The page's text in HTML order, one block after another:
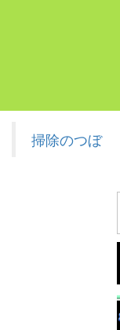
掃除のつぼ